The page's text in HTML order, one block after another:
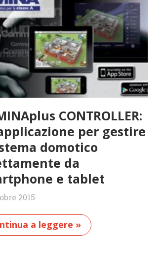
CONTROLLER:
per gestire
domotico
da
e tablet
2015
a leggere »